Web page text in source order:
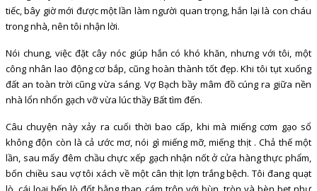
tiếc, bây giờ mới được một lần làm người quan trọng, hắn lại là con cháu
trong nhà, nên tôi nhận lời.
Nói chung, việc đặt cây nóc giúp hắn có khó khăn, nhưng với tôi, một
công nhân lao động cơ bắp, cũng hoàn thành tốt đẹp. Khi tôi tụt xuống
đất an toàn trời cũng vừa sáng. Vợ Bạch bầy mâm đồ cúng ra giữa nền
nhà lổn nhổn gạch vỡ vừa lúc thầy Bất tìm đến.
Câu chuyện này xảy ra cuối thời bao cấp, khi mà miếng cơm gạo sổ
không độn còn là cả ước mơ, nói gì miếng mỡ, miếng thịt . Chả thế một
lần, sau mấy đêm chầu chực xếp gạch nhận nốt ở cửa hàng thực phẩm,
bốn chiều sau vợ tôi xách về một cân thịt lợn trắng bệch. Tôi đang quạt